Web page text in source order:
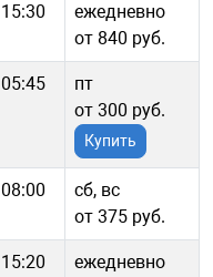
15:30
ежедневно
от 840 руб.
05:45
пт
от 300 руб.
Купить
08:00
сб, вс
от 375 руб.
15:20
ежедневно